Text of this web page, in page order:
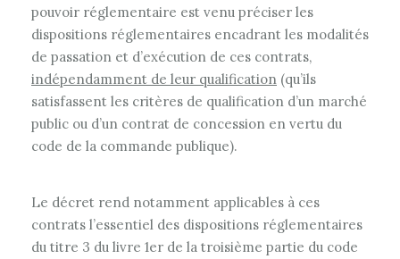
pouvoir réglementaire est venu préciser les
dispositions réglementaires encadrant les modalités
de passation et d’exécution de ces contrats,
indépendamment de leur qualification (qu’ils
satisfassent les critères de qualification d’un marché
public ou d’un contrat de concession en vertu du
code de la commande publique).
Le décret rend notamment applicables à ces
contrats l’essentiel des dispositions réglementaires
du titre 3 du livre 1er de la troisième partie du code